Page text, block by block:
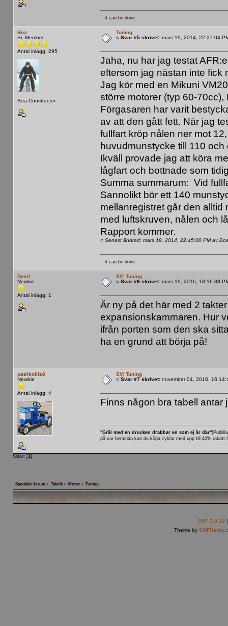
...it can be done.
Boa
Sr. Member
Antal inlägg: 295
Boa Constructor
Tuning
« Svar #5 skrivet:mars 19, 2014, 22:27:04
Jaha, nu har jag testat
eftersom jag nästan inte fick
Jag kör med en Mikuni
större motorer (typ 60-
Förgasaren har varit
av att den gått fett. När jag
fullfart kröp nålen ner mot
huvudmunstycke till 110
Ikväll provade jag att köra
lågfart och bottnade som
Summa summarum: Vid
Sannolikt bör ett 140
mellanregistret går den
med luftskruven, nålen och
Rapport kommer.
« Senast ändrad: mars 19, 2014, 22:45:00 PM av
...it can be done.
Devil
Newbie
Antal inlägg: 1
SV: Tuning
« Svar #6 skrivet:mars 19, 2016, 18:16:38
Är ny på det här med 2
expansionskammaren. Hur
ifrån porten som den ska
ha en grund att börja på!
patriknills8
Newbie
Antal inlägg: 4
SV: Tuning
« Svar #7 skrivet:november 04, 2016,
Finns någon bra tabell antar
"Gräl med en drucken drabbar en som ej är där"
på varhemsida kan du köpa cyklar med upp till 40% rabatt
Sidor: [1 ]
Sandelco forum> Teknik> Motor> Tuning
SMF 2.0.19
Theme by